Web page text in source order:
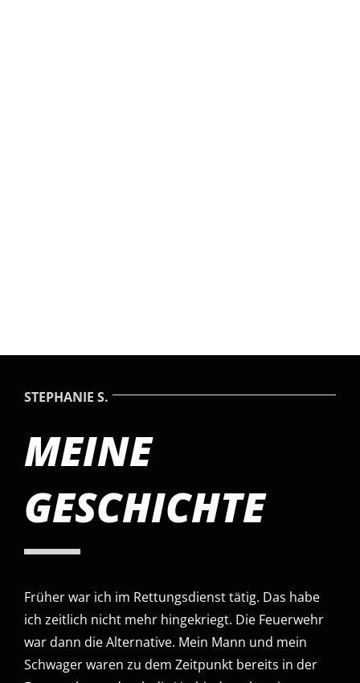
STEPHANIE S.
MEINE
GESCHICHTE
Früher war ich im Rettungsdienst tätig. Das habe
ich zeitlich nicht mehr hingekriegt. Die Feuerwehr
war dann die Alternative. Mein Mann und mein
Schwager waren zu dem Zeitpunkt bereits in der